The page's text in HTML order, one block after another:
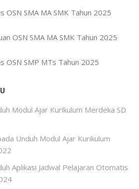
OSN SMA MA SMK Tahun 2025
OSN SMA MA SMK Tahun 2025
OSN SMP MTs Tahun 2025
Modul Ajar Kurikulum Merdeka SD
Unduh Modul Ajar Kurikulum
Aplikasi Jadwal Pelajaran Otomatis